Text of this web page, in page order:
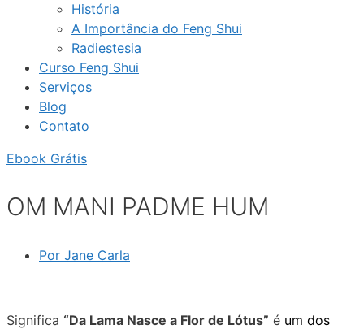
História
A Importância do Feng Shui
Radiestesia
Curso Feng Shui
Serviços
Blog
Contato
Ebook Grátis
OM MANI PADME HUM
Por Jane Carla
Significa “Da Lama Nasce a Flor de Lótus” é um dos